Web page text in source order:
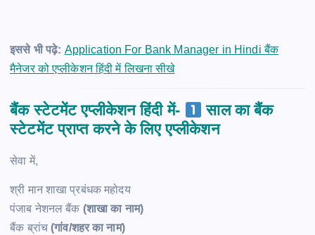
इससे भी पढ़े: Application For Bank Manager in Hindi बैंक
मैनेजर को एप्लीकेशन हिंदी में लिखना सीखे
बैंक स्टेटमेंट एप्लीकेशन हिंदी में- सालका बैंक
स्टेटमेंट प्राप्त करने के लिए एप्लीकेशन
सेवा में,
श्री मान शाखा प्रबंधक महोदय
पंजाब नेशनल बैंक (शाखा का नाम)
बैंक ब्रांच(गांव/शहर का नाम)